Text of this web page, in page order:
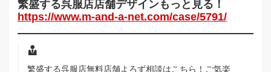
繁盛する呉服店店舗デザインもっと見る！
https://www.m-and-a-net.com/case/5791/
繁盛する呉服店無料店舗よろず相談はこちら！ご気楽